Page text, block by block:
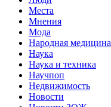
Места
Мнения
Мода
Народная медицина
Наука
Наука и техника
Научпоп
Недвижимость
Новости